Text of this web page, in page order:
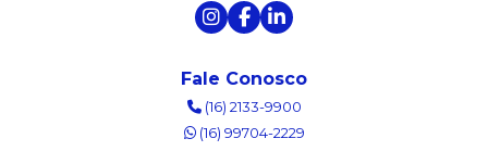
Fale Conosco
(16) 2133-9900
(16) 99704-2229